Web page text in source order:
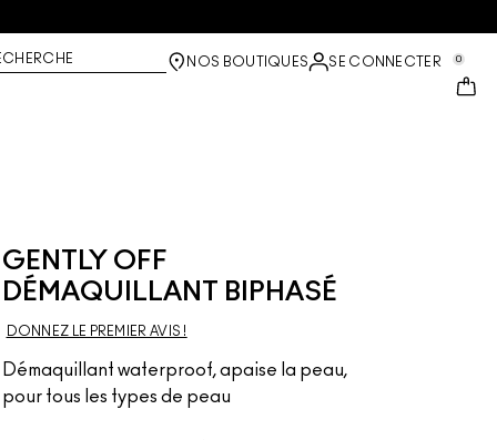
NOS BOUTIQUES SE CONNECTER 0
GENTLY OFF
DÉMAQUILLANT BIPHASÉ
DONNEZ LE PREMIER AVIS !
Démaquillant waterproof, apaise la peau,
pour tous les types de peau